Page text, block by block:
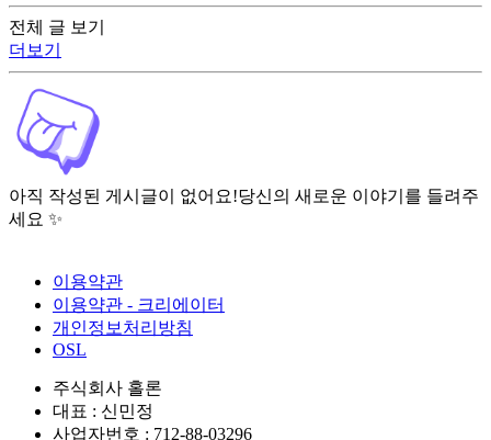
전체 글 보기
더보기
아직 작성된 게시글이 없어요!당신의 새로운 이야기를 들려주
세요 ✨
이용약관
이용약관 - 크리에이터
개인정보처리방침
OSL
주식회사 홀론
대표 : 신민정
사업자번호 : 712-88-03296